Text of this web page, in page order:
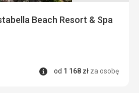
Beach Resort & Spa
Informacje
od 1 168 zł za osobę